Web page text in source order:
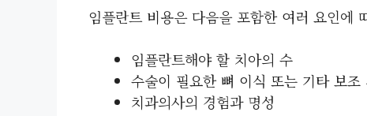
임플란트 비용은 다음을 포함한 여러 요인에
임플란트해야 할 치아의 수
수술이 필요한 뼈 이식 또는 기타 보조
치과의사의 경험과 명성